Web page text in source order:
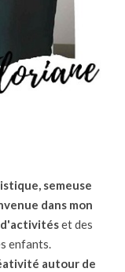
semeuse
dans mon
et des
enfants.
autour de